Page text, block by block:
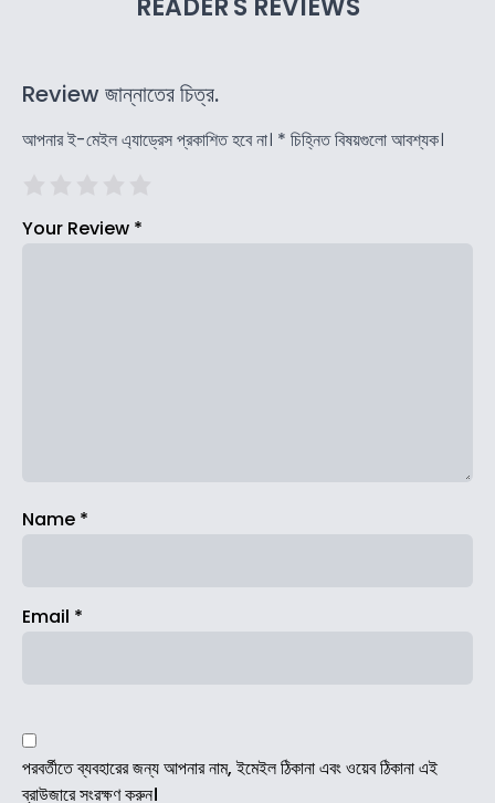
READER'S REVIEWS
Review জান্নাতের চিত্র.
আপনার ই-মেইল এ্যাড্রেস প্রকাশিত হবে না। * চিহ্নিত বিষয়গুলো আবশ্যক।
Your Review *
Name *
Email *
পরবর্তীতে ব্যবহারের জন্য আপনার নাম, ইমেইল ঠিকানা এবং ওয়েব ঠিকানা এই
ব্রাউজারে সংরক্ষণ করুন।